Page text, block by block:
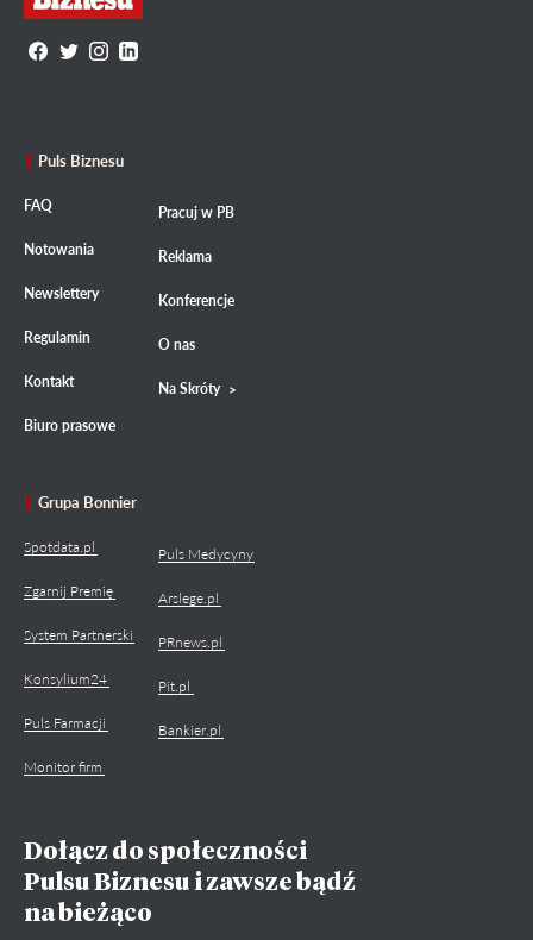
Puls Biznesu
FAQ
Notowania
Newslettery
Regulamin
Kontakt
Biuro prasowe
Pracuj w PB
Reklama
Konferencje
O nas
Na Skróty
Grupa Bonnier
Spotdata.pl
Zgarnij Premię
System Partnerski
Konsylium24
Puls Farmacji
Monitor firm
Puls Medycyny
Arslege.pl
PRnews.pl
Pit.pl
Bankier.pl
Dołącz do społeczności
Pulsu Biznesu i zawsze bądź
na bieżąco